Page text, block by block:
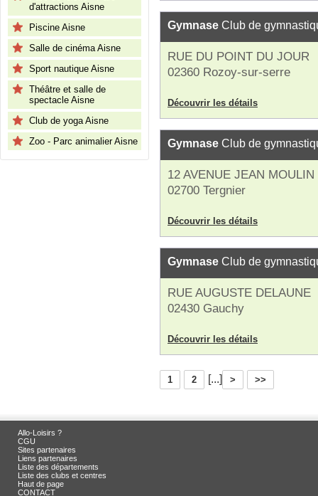
d'attractions Aisne
Piscine Aisne
Salle de cinéma Aisne
Sport nautique Aisne
Théâtre et salle de
spectacle Aisne
Club de yoga Aisne
Zoo - Parc animalier Aisne
Gymnase Club de
RUE DU POINT DU JOUR
02360 Rozoy-sur-serre
Découvrir les détails
Gymnase Club de
12 AVENUE JEAN MOULIN
02700 Tergnier
Découvrir les détails
Gymnase Club de
RUE AUGUSTE DELAUNE
02430 Gauchy
Découvrir les détails
1 2 [...] > >>
Allo-Loisirs ?
CGU
Sites partenaires
Liens partenaires
Liste des départements
Liste des clubs et centres
Haut de page
CONTACT